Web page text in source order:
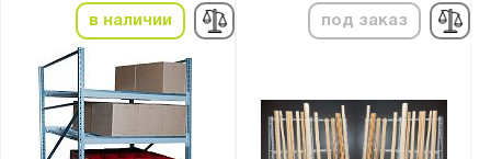
в наличии под заказ
Векстор 500
Векстор Т
МКФ
МС
МС-500